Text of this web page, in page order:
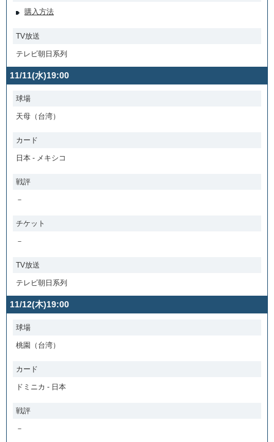
購入方法
TV放送
テレビ朝日系列
11/11(水)19:00
球場
天母（台湾）
カード
日本 - メキシコ
戦評
－
チケット
－
TV放送
テレビ朝日系列
11/12(木)19:00
球場
桃園（台湾）
カード
ドミニカ - 日本
戦評
－